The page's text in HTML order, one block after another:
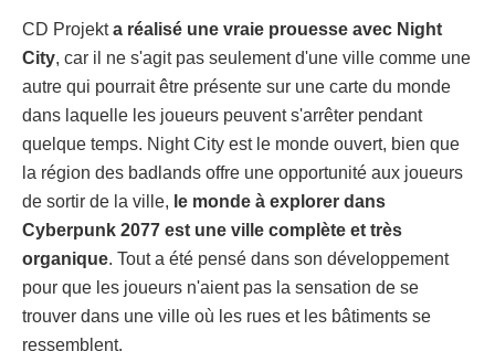
CD Projekta réalisé une vraie prouesse avec Night
City, car il ne s'agit pas seulement d'une ville comme une
autre qui pourrait être présente sur une carte du monde
dans laquelle les joueurs peuvent s'arrêter pendant
quelque temps. Night City est le monde ouvert, bien que
la région des badlands offre une opportunité aux joueurs
de sortir de la ville, le monde à explorer dans
Cyberpunk 2077 est une ville complète et très
organique. Tout a été pensé dans son développement
pour que les joueurs n'aient pas la sensation de se
trouver dans une ville où les rues et les bâtiments se
ressemblent.